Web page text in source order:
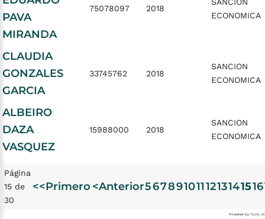
PAVA
MIRANDA
75078097 2018
ECONOMICA
CLAUDIA
GONZALES
GARCIA
33745762 2018
SANCION
ECONOMICA
ALBEIRO
DAZA
VASQUEZ
15988000 2018
SANCION
ECONOMICA
Página
15 de
30
<<Primero <Anterior5678910111213141516
Powered by Tools JX